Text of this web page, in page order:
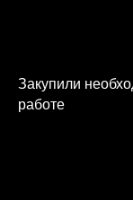
Закупили
работе